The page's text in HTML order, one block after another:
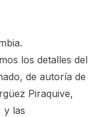
los detalles del
de autoría de
Piraquive,
y las